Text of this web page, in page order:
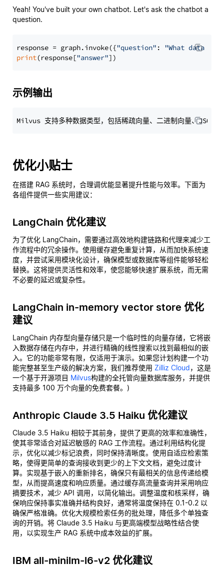
Yeah! You've built your own chatbot. Let's ask the chatbot a
question.
response = graph.invoke({"question" : "What data
print(response["answer"
示例输出
优化小贴士
在搭建 RAG 系统时，合理调优能显著提升性能与效率。下面为
各组件提供一些实用建议：
LangChain 优化建议
为了优化 LangChain，需要通过高效地构建链路和代理来减少工
作流程中的冗余操作。使用缓存避免重复计算，从而加快系统速
度，并尝试采用模块化设计，确保模型或数据库等组件能够轻松
替换。这将提供灵活性和效率，使您能够快速扩展系统，而无需
不必要的延迟或复杂性。
LangChain in-memory vector store 优化
建议
LangChain 内存型向量存储只是一个临时性的向量存储，它将嵌
入数据存储在内存中，并进行精确的线性搜索以找到最相似的嵌
入。它的功能非常有限，仅适用于演示。如果您计划构建一个功
能完整甚至生产级的解决方案，我们推荐使用 Zilliz Cloud，这是
一个基于开源项目 Milvus构建的全托管向量数据库服务，并提供
支持最多 100 万个向量的免费套餐。)
Anthropic Claude 3.5 Haiku 优化建议
Claude 3.5 Haiku 相较于其前身，提供了更高的效率和准确性，
使其非常适合对延迟敏感的 RAG 工作流程。通过利用结构化提
示，优化以减少标记浪费，同时保持清晰度。使用自适应检索策
略，使得更简单的查询接收到更少的上下文文档，避免过度计
算。实现基于嵌入的重新排名，确保只有最相关的信息传递给模
型，从而提高速度和响应质量。通过缓存高流量查询并采用响应
摘要技术，减少 API 调用，以简化输出。调整温度和核采样，确
保响应保持事实准确并结构良好，通常将温度保持在 0.1-0.2 以
确保严格准确。优化大规模检索任务的批处理，降低多个单独查
询的开销。将 Claude 3.5 Haiku 与更高端模型战略性结合使
用，以实现生产 RAG 系统中成本效益的扩展。
IBM all-minilm-l6-v2 优化建议